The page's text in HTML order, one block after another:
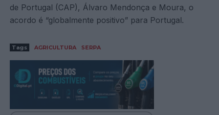
de Portugal (CAP), Álvaro Mendonça e Moura, o
acordo é “globalmente positivo” para Portugal.
Tags AGRICULTURA SERPA